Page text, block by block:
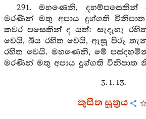
291. මහණෙනි, දහම්පසෙකින්
මරණින් මතු අපාය දුග්ගති
කවර පසෙකින් ද යත්: සැදැහැ
වෙයි, බිය රහිත වෙයි, ඇසූ පිරූ
රහිත වෙයි. මහණෙනි, මේ
මරණින් මතු අපාය දුග්ගති විනිපාත
3. 1. 13.
කුසීත සූත්‍රය